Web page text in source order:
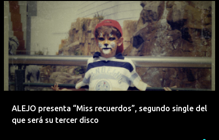
ALEJO presenta “Miss recuerdos”, segundo single del
que será su tercer disco